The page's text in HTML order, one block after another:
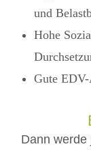
und
Hohe
Gute
Dann werde